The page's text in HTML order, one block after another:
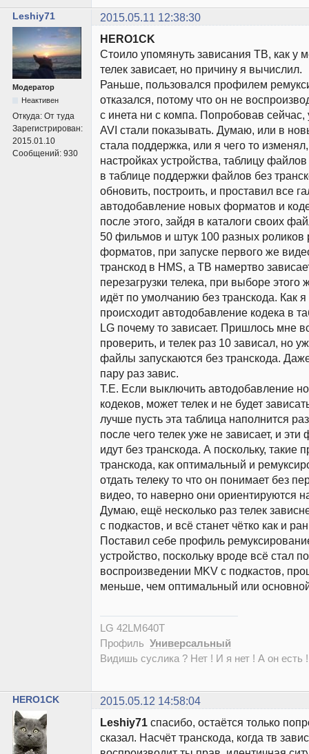
Leshiy71 2015.05.11 12:38:30
Модератор
Неактивен
Откуда: От туда
Зарегистрирован:
2015.01.10
Сообщений: 930
HERO1CK
Стоило упомянуть зависания ТВ, как у
телек зависает, но причину я вычислил.
Раньше, пользовался профилем
отказался, потому что он не
с инета ни с компа. Попробовав сейчас,
AVI стали показывать. Думаю, или в
стала поддержка, или я чего то
настройках устройства, таблицу
в таблице поддержки файлов без
обновить, построить, и проставил все
автодобавление новых форматов и
после этого, зайдя в каталоги своих
50 фильмов и штук 100 разных роликов
форматов, при запуске первого же
транскод в HMS, а ТВ намертво
перезагрузки телека, при выборе этого
идёт по умолчанию без транскода. Как
происходит автодобавление кодека в
LG почему то зависает. Пришлось мне
проверить, и телек раз 10 зависал, но
файлы запускаются без транскода.
пару раз завис.
Т.Е. Если выключить автодобавление
кодеков, может телек и не будет
лучше пусть эта таблица наполнится
после чего телек уже не зависает, и
идут без транскода. А поскольку, такие
транскода, как оптимальный и
отдать телеку то что он понимает без
видео, то наверно они ориентируются
Думаю, ещё несколько раз телек
с подкастов, и всё станет чётко как и
Поставил себе профиль
устройство, поскольку вроде всё стал
воспроизведении MKV с подкастов,
меньше, чем оптимальный или
LG 42LM640T
Профиль Универсальный
Видишь суслика ? Нет ! И я нет ! А он есть
HERO1CK
2015.05.12 14:58:04
Leshiy71 спасибо, остаётся только
сказал. Насчёт транскода, когда тв